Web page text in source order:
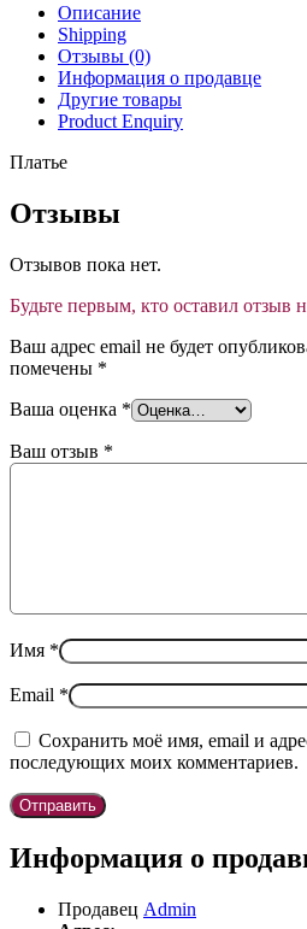
Описание
Shipping
Отзывы (0)
Информация о продавце
Другие товары
Product Enquiry
Платье
Отзывы
Отзывов пока нет.
Будьте первым, кто оставил отзыв
Ваш адрес email не будет
помечены *
Ваша оценка *
Ваш отзыв *
Имя *
Email *
Сохранить моё имя, email и
последующих моих комментариев.
Информация о
Продавец Admin